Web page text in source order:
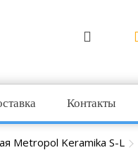
Контакты
Metropol Keramika S-L